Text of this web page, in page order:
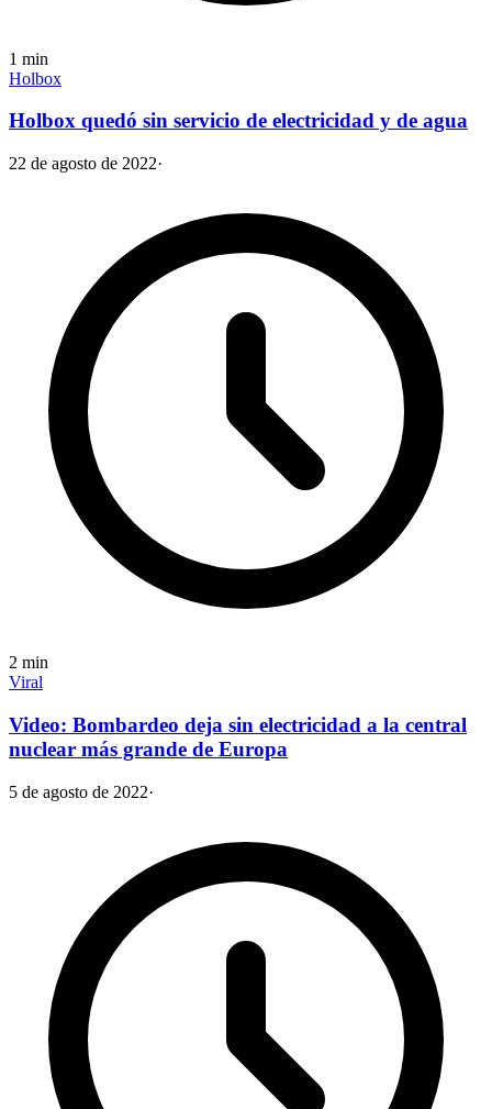
1 min
Holbox
Holbox quedó sin servicio de electricidad y de agua
22 de agosto de 2022·
2 min
Viral
Video: Bombardeo deja sin electricidad a la central
nuclear más grande de Europa
5 de agosto de 2022·